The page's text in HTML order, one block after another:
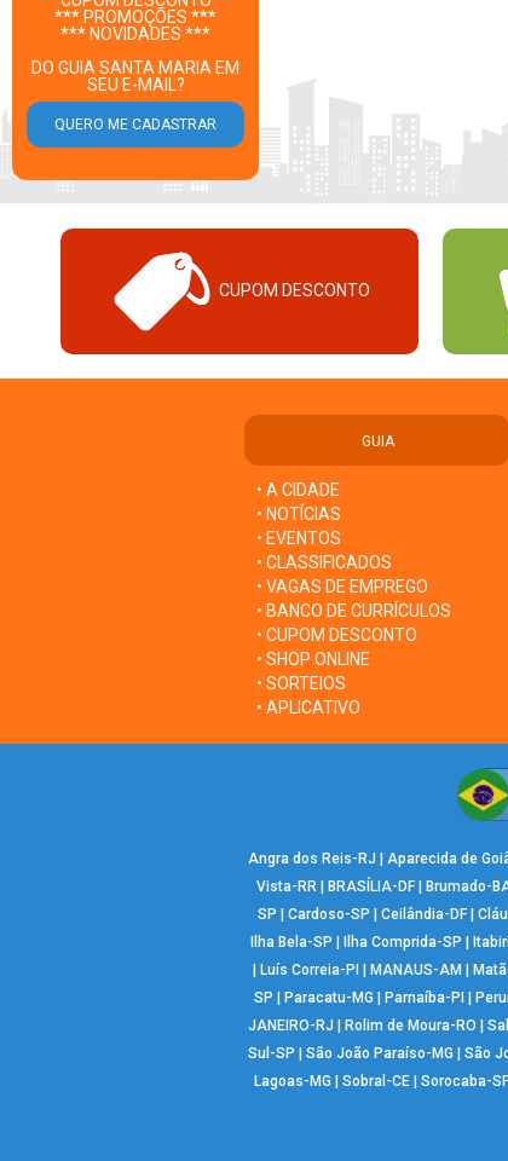
*** PROMOÇÕES ***
*** NOVIDADES ***
DO GUIA SANTA MARIA EM
SEU E-MAIL?
CUPOM DESCONTO
GUIA
• A CIDADE
• NOTÍCIAS
• EVENTOS
• CLASSIFICADOS
• VAGAS DE EMPREGO
• BANCO DE CURRÍCULOS
• CUPOM DESCONTO
• SHOP ONLINE
• SORTEIOS
• APLICATIVO
Angra dos Reis-RJ | Aparecida de
Vista-RR | BRASÍLIA-DF| Brumado-
SP | Cardoso-SP | Ceilândia-DF |
Ilha Bela-SP | Ilha Comprida-SP |
| Luís Correia-PI | MANAUS-AM |
SP | Paracatu-MG | Parnaíba-PI |
JANEIRO-RJ | Rolim de Moura-RO |
Sul-SP | São João Paraíso-MG | São
Lagoas-MG | Sobral-CE| Sorocaba-